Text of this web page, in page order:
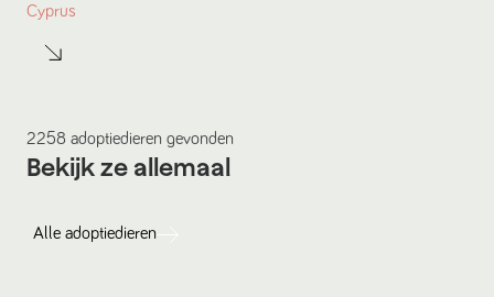
Cyprus
2258 adoptiedieren gevonden
Bekijk ze allemaal
Alle adoptiedieren